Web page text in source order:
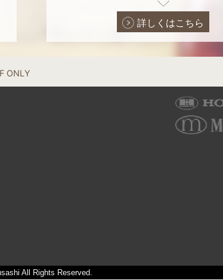
詳しくはこちら
ONLY
All Rights Reserved.